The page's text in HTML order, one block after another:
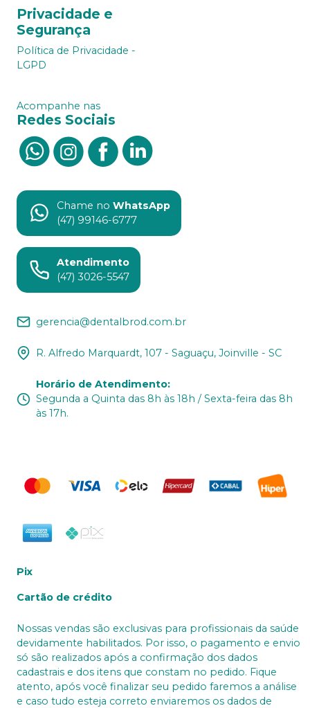
Privacidade e
Segurança
Política de Privacidade -
LGPD
Acompanhe nas
Redes Sociais
Chame no WhatsApp
(47) 99146-6777
Atendimento
(47) 3026-5547
gerencia@dentalbrod.com.br
R. Alfredo Marquardt, 107 - Saguaçu, Joinville - SC
Horário de Atendimento:
Segunda a Quinta das 8h às 18h / Sexta-feira das 8h
às 17h.
Pix
Cartão de crédito
Nossas vendas são exclusivas para profissionais da saúde
devidamente habilitados. Por isso, o pagamento e envio
só são realizados após a confirmação dos dados
cadastrais e dos itens que constam no pedido. Fique
atento, após você finalizar seu pedido faremos a análise
e caso tudo esteja correto enviaremos os dados de